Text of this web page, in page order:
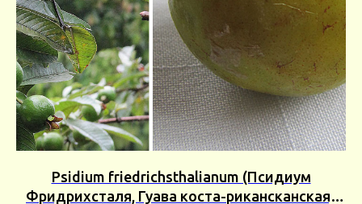
Psidium friedrichsthalianum (Псидиум
Фридрихсталя, Гуава коста-рикансканская)